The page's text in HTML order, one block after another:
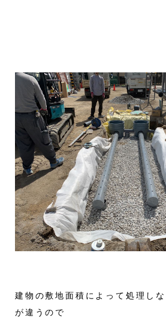
建物の敷地面積によって処理し
が違うので